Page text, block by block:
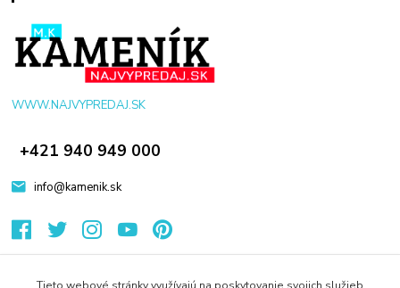
WWW.NAJVYPREDAJ.SK
+421 940 949 000
info@kamenik.sk